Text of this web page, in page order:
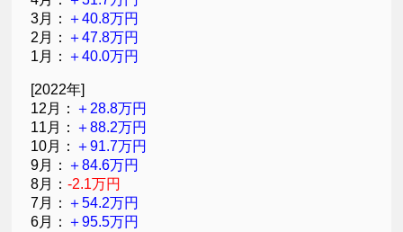
3月： ＋40.8万円
2月： ＋47.8万円
1月： ＋40.0万円
[2022年]
12月： ＋28.8万円
11月： ＋88.2万円
10月： ＋91.7万円
9月： ＋84.6万円
8月：-2.1万円
7月： ＋54.2万円
6月： ＋95.5万円